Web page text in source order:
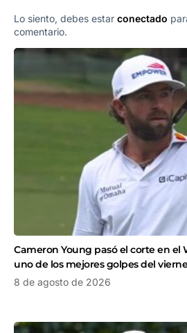
Lo siento, debes estar conectado
comentario.
Cameron Young pasó el corte en el
uno de los mejores golpes del
8 de agosto de 2026